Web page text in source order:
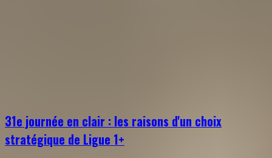
31e journée en clair : les raisons d'un choix
stratégique de Ligue 1+